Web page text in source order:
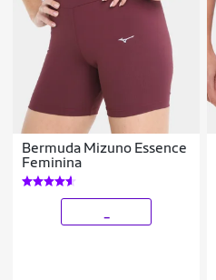
Bermuda Mizuno Essence
Feminina